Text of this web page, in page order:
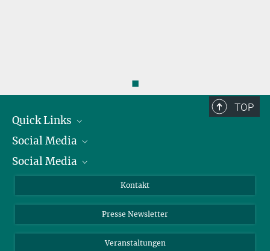
◼
TOP
Quick Links
Präsident
Zahlen und Fakten
Social Media
Bluesky
TikTok
Social Media
Instagram
YouTube
Kontakt
Presse Newsletter
Veranstaltungen